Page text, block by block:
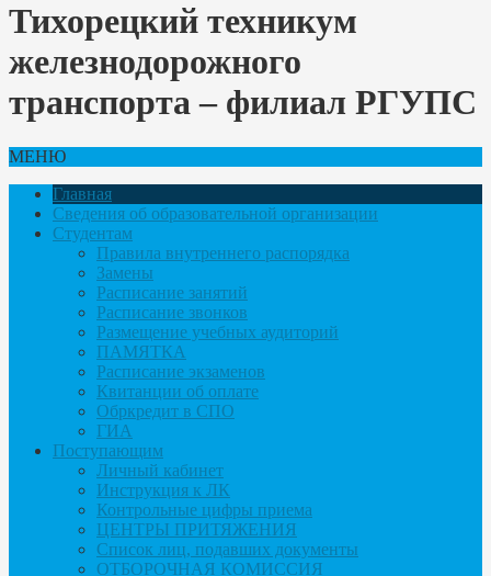
Тихорецкий техникум
железнодорожного
транспорта – филиал РГУПС
МЕНЮ
Главная
Сведения об образовательной организации
Студентам
Правила внутреннего распорядка
Замены
Расписание занятий
Расписание звонков
Размещение учебных аудиторий
ПАМЯТКА
Расписание экзаменов
Квитанции об оплате
Обркредит в СПО
ГИА
Поступающим
Личный кабинет
Инструкция к ЛК
Контрольные цифры приема
ЦЕНТРЫ ПРИТЯЖЕНИЯ
Список лиц, подавших документы
ОТБОРОЧНАЯ КОМИССИЯ